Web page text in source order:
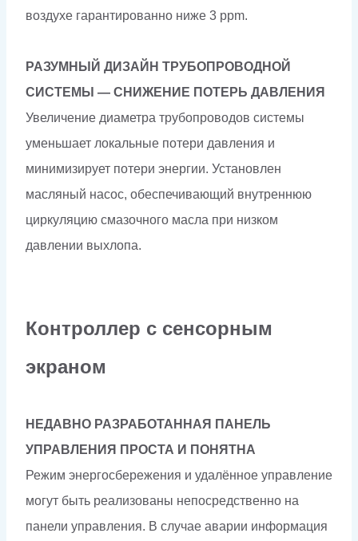
воздухе гарантированно ниже 3 ppm.
РАЗУМНЫЙ ДИЗАЙН ТРУБОПРОВОДНОЙ
СИСТЕМЫ — СНИЖЕНИЕ ПОТЕРЬ ДАВЛЕНИЯ
Увеличение диаметра трубопроводов системы
уменьшает локальные потери давления и
минимизирует потери энергии. Установлен
масляный насос, обеспечивающий внутреннюю
циркуляцию смазочного масла при низком
давлении выхлопа.
Контроллер с сенсорным
экраном
НЕДАВНО РАЗРАБОТАННАЯ ПАНЕЛЬ
УПРАВЛЕНИЯ ПРОСТА И ПОНЯТНА
Режим энергосбережения и удалённое управление
могут быть реализованы непосредственно на
панели управления. В случае аварии информация